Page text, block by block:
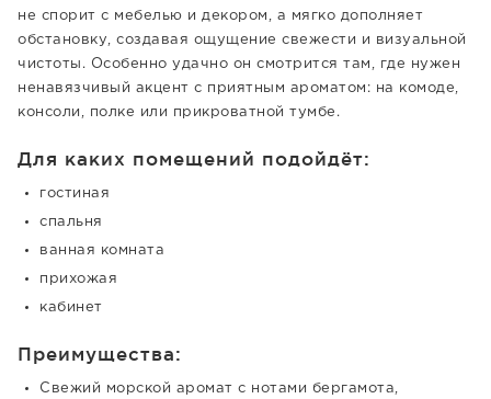
не спорит с мебелью и декором, а мягко дополняет
обстановку, создавая ощущение свежести и визуальной
чистоты. Особенно удачно он смотрится там, где нужен
ненавязчивый акцент с приятным ароматом: на комоде,
консоли, полке или прикроватной тумбе.
Для каких помещений подойдёт:
гостиная
спальня
ванная комната
прихожая
кабинет
Преимущества:
Свежий морской аромат с нотами бергамота,